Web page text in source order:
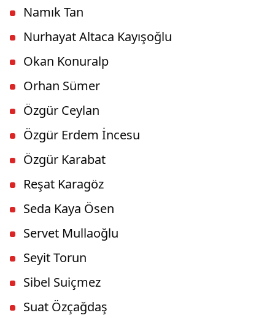
Namık Tan
Nurhayat Altaca Kayışoğlu
Okan Konuralp
Orhan Sümer
Özgür Ceylan
Özgür Erdem İncesu
Özgür Karabat
Reşat Karagöz
Seda Kaya Ösen
Servet Mullaoğlu
Seyit Torun
Sibel Suiçmez
Suat Özçağdaş